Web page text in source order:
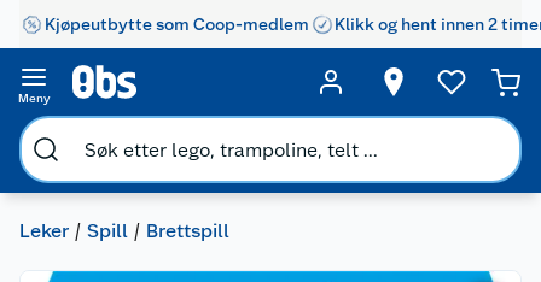
Kjøpeutbytte som Coop-medlem Klikk og hent innen 2
Meny
Leker Spill Brettspill